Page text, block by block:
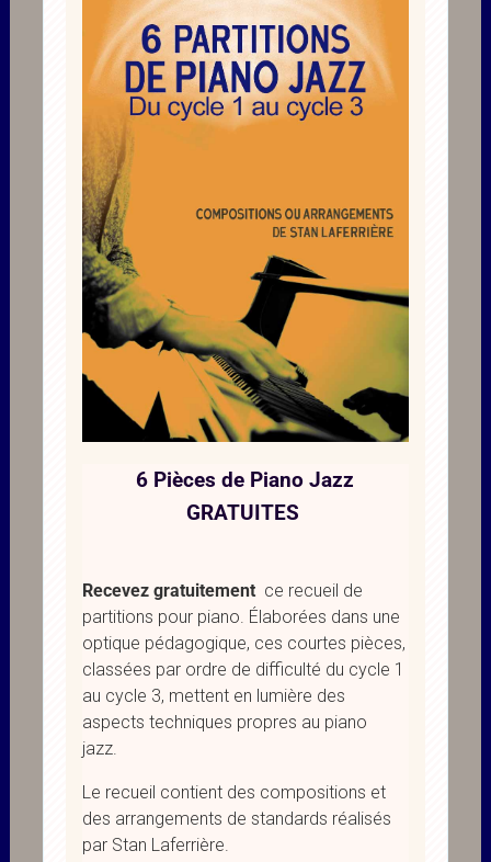
6 Pièces de Piano Jazz
GRATUITES
Recevez gratuitementce recueil de
partitions pour piano. Élaborées dans une
optique pédagogique, ces courtes pièces,
classées par ordre de difficulté du cycle 1
au cycle 3, mettent en lumière des
aspects techniques propres au piano
jazz.
Le recueil contient des compositions et
des arrangements de standards réalisés
par Stan Laferrière.